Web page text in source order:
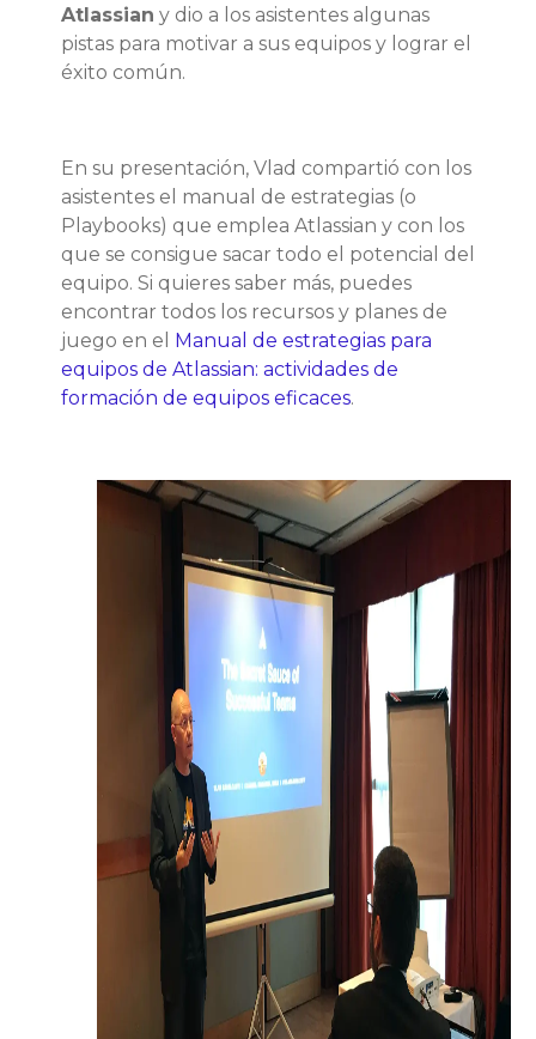
Atlassian y dio a los asistentes algunas
pistas para motivar a sus equipos y lograr el
éxito común.
En su presentación, Vlad compartió con los
asistentes el manual de estrategias (o
Playbooks) que emplea Atlassian y con los
que se consigue sacar todo el potencial del
equipo. Si quieres saber más, puedes
encontrar todos los recursos y planes de
juego en el Manual de estrategias para
equipos de Atlassian: actividades de
formación de equipos eficaces.